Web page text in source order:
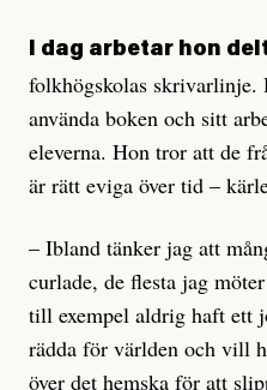
I dag arbetar hon
folkhögskolas
använda boken och sitt
eleverna. Hon tror att de
är rätt eviga över tid –
– Ibland tänker jag att
curlade, de flesta jag
till exempel aldrig haft ett
rädda för världen och vill
över det hemska för att